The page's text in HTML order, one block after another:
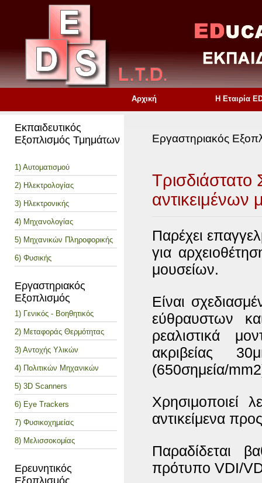
Αρχική Η Εταιρία
Εκπαιδευτικός
Εξοπλισμός Τμημάτων
1) Αυτοματισμού
2) Ηλεκτρολογίας
3) Ηλεκτρονικής
4) Μηχανολογίας
5) Μηχανικών Πληροφορικής
6) Φυσικής
Εργαστηριακός
Εξοπλισμός
1) Γενικός - Βοηθητικός
2) Μεταφοράς Θερμότητας
3) Αντοχής Υλικών
4) Πολιτικών Μηχανικών
5) 3D Scanners
6) Eye Trackers
7) Φυσικοχημείας
8) Μελισσοκομίας
Ερευνητικός
Εξοπλισμός
Εργαστηριακός
αντικειμένων
Παρέχει
για
μουσείων.
Είναι
εύθραυστων
ρεαλιστικά
ακριβείας
(650σημεία/
Χρησιμοποιεί
αντικείμενα
Παραδίδεται
πρότυπο VDI/